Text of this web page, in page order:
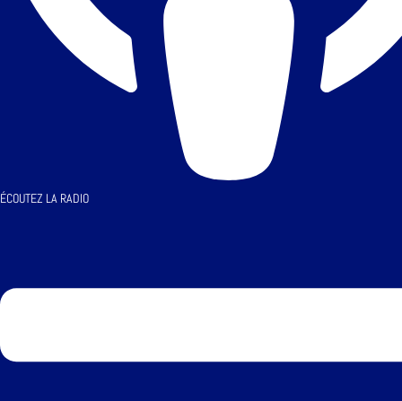
ÉCOUTEZ LA RADIO